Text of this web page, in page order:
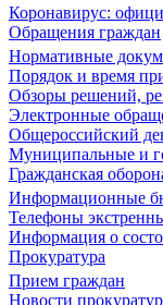
Коронавирус:
Обращения граждан
Нормативные
Порядок и время
Обзоры решений,
Электронные
Общероссийский
Муниципальные и
Гражданская
Информационные
Телефоны
Информация о
Прокуратура
Прием граждан
Новости